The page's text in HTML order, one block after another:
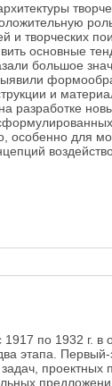
и творческих
основные
большое
и
разработке
особенно для
по 1932 г. в
этапа.
проектных